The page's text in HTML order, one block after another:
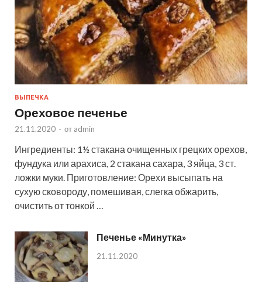
ВЫПЕЧКА
Ореховое печенье
21.11.2020 - от admin
Ингредиенты: 1½ стакана очищенных грецких орехов,
фундука или арахиса, 2 стакана сахара, 3 яйца, 3 ст.
ложки муки. Приготовление: Орехи высыпать на
сухую сковороду, помешивая, слегка обжарить,
очистить от тонкой …
Печенье «Минутка»
21.11.2020